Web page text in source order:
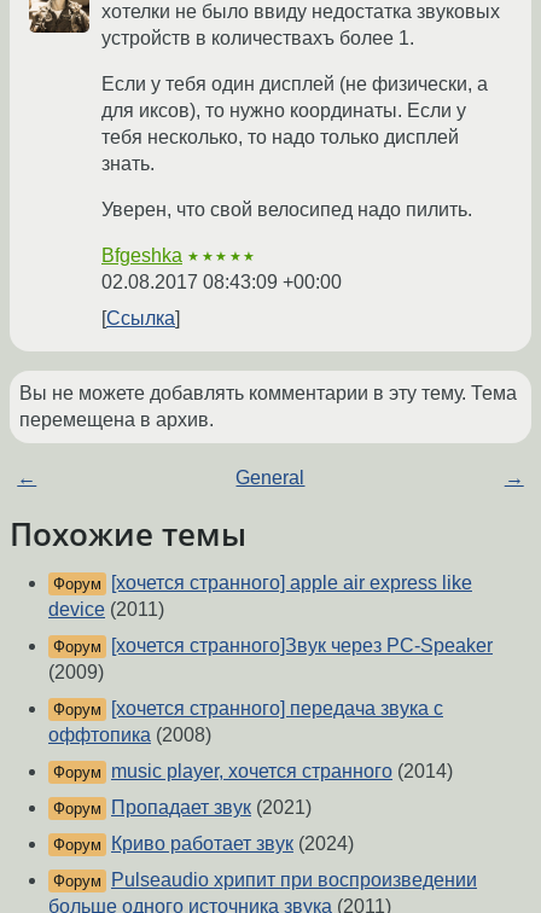
хотелки не было ввиду недостатка звуковых
устройств в количествахъ более 1.
Если у тебя один дисплей (не физически, а
для иксов), то нужно координаты. Если у
тебя несколько, то надо только дисплей
знать.
Уверен, что свой велосипед надо пилить.
Bfgeshka ★★★★★
02.08.2017 08:43:09 +00:00
Ссылка
Вы не можете добавлять комментарии в эту тему. Тема
перемещена в архив.
← General →
Похожие темы
Форум
[хочется странного] apple air express like
device (2011)
Форум
[хочется странного]Звук через PC-Speaker
(2009)
Форум
[хочется странного] передача звука с
оффтопика (2008)
Форум music player, хочется странного (2014)
Форум Пропадает звук (2021)
Форум Криво работает звук (2024)
Форум
Pulseaudio хрипит при воспроизведении
больше одного источника звука (2011)